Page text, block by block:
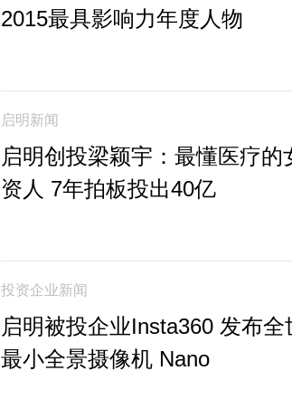
2015最具影响力年度人物
启明新闻
启明创投梁颖宇：最懂医疗的
资人 7年拍板投出40亿
投资企业新闻
启明被投企业Insta360 发布全
最小全景摄像机 Nano